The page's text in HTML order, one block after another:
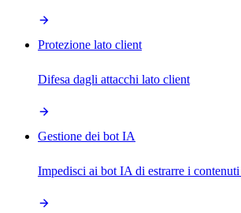
Protezione lato client
Difesa dagli attacchi lato client
Gestione dei bot IA
Impedisci ai bot IA di estrarre i